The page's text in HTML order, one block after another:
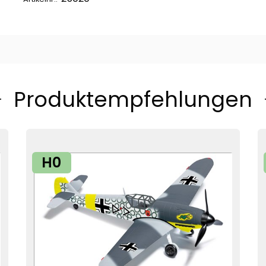
Produktempfehlungen
H0